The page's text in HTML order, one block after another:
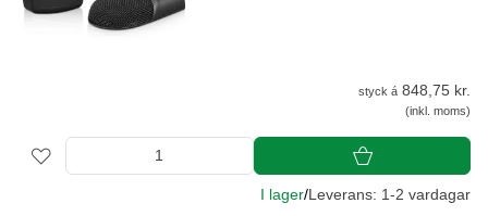
styck á 848,75 kr.
(inkl. moms)
I lager/Leverans: 1-2 vardagar